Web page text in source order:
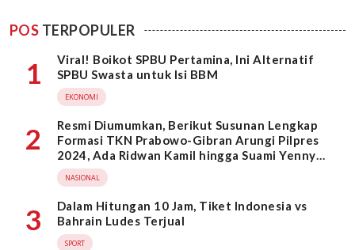
POS TERPOPULER
1
Viral! Boikot SPBU Pertamina, Ini Alternatif
SPBU Swasta untuk Isi BBM
EKONOMI
2
Resmi Diumumkan, Berikut Susunan Lengkap
Formasi TKN Prabowo-Gibran Arungi Pilpres
2024, Ada Ridwan Kamil hingga Suami Yenny
Wahid
NASIONAL
3
Dalam Hitungan 10 Jam, Tiket Indonesia vs
Bahrain Ludes Terjual
SPORT